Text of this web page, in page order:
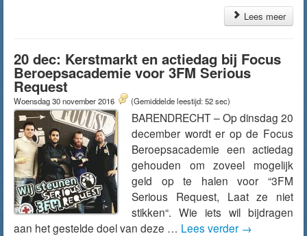
Lees meer
20 dec: Kerstmarkt en actiedag bij Focus
Beroepsacademie voor 3FM Serious
Request
Woensdag 30 november 2016 (Gemiddelde leestijd: 52 sec)
BARENDRECHT – Op dinsdag 20
december wordt er op de Focus
Beroepsacademie een actiedag
gehouden om zoveel mogelijk
geld op te halen voor “3FM
Serious Request, Laat ze niet
stikken“. Wie iets wil bijdragen
aan het gestelde doel van deze … Lees verder →